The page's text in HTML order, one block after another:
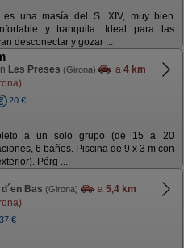
una masía del S. XIV, muy bien
y tranquila. Ideal para las
desconectar y gozar ...
Les Preses (Girona) a 4 km
20 €
a un solo grupo (de 15 a 20
6 baños. Piscina de 9 x 3 m con
Pérg ...
Bas (Girona) a 5,4 km
37 €